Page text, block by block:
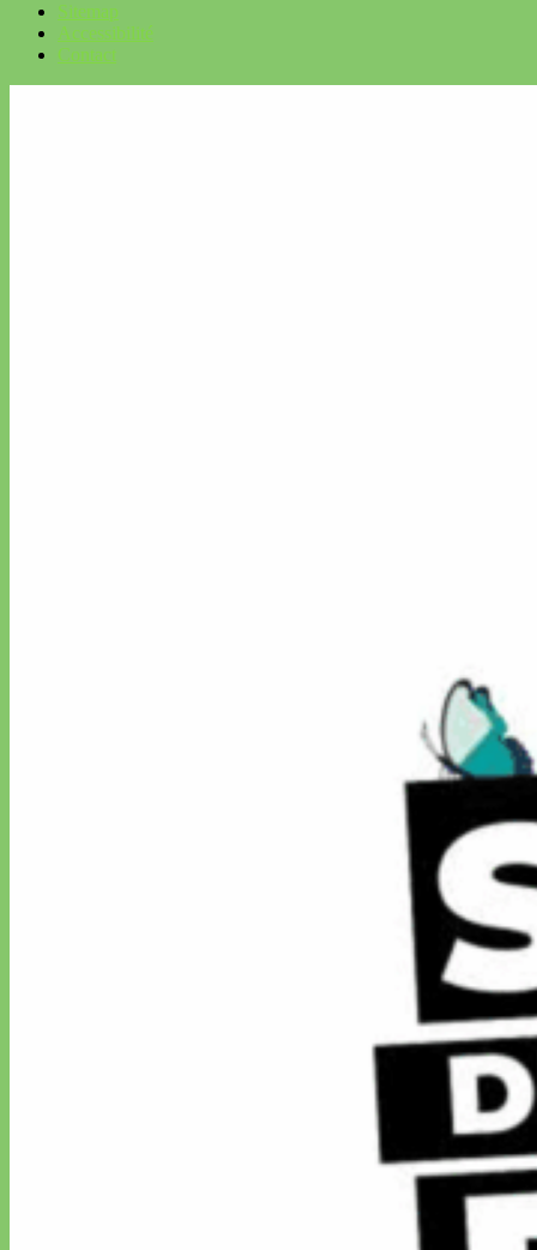
Sitemap
Accessibilité
Contact